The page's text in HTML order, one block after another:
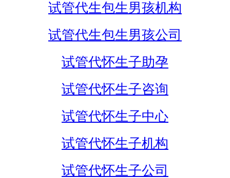
试管代生包生男孩机构
试管代生包生男孩公司
试管代怀生子助孕
试管代怀生子咨询
试管代怀生子中心
试管代怀生子机构
试管代怀生子公司